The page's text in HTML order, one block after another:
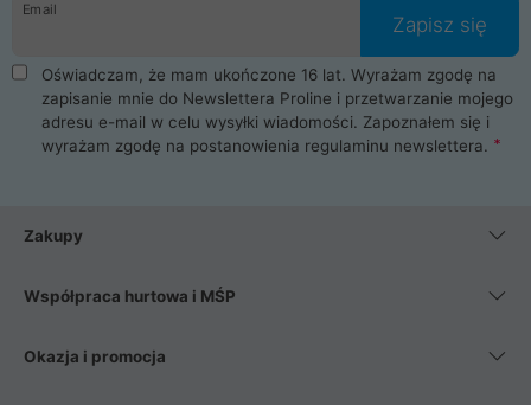
Email
Zapisz się
Oświadczam, że mam ukończone 16 lat. Wyrażam zgodę na
zapisanie mnie do Newslettera Proline i przetwarzanie mojego
adresu e-mail w celu wysyłki wiadomości. Zapoznałem się i
wyrażam zgodę na postanowienia regulaminu newslettera.
Zakupy
Współpraca hurtowa i MŚP
Okazja i promocja